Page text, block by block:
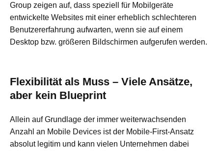
Group zeigen auf, dass speziell für Mobilgeräte
entwickelte Websites mit einer erheblich schlechteren
Benutzererfahrung aufwarten, wenn sie auf einem
Desktop bzw. größeren Bildschirmen aufgerufen werden.
Flexibilität als Muss – Viele Ansätze,
aber kein Blueprint
Allein auf Grundlage der immer weiterwachsenden
Anzahl an Mobile Devices ist der Mobile-First-Ansatz
absolut legitim und kann vielen Unternehmen dabei